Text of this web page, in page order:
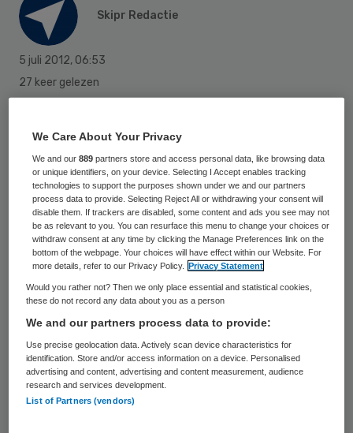
Skipr Redactie
5 juli 2012, 06:53
27 keer gelezen
Televisieproducent Eyeworks heeft al het
beeldmateriaal dat op de spoedeisende hulp
van het VUmc is gemaakt, vernietigd of in
bewaring gegeven bij een notaris. Dat
schrijft minister Edith Schippers
(Volksgezondheid) woensdag aan de
Tweede Kamer in een reactie op
aangenomen moties van de SP.
De Kamer had de minister
vorige maand
gemaander alles aan te doen om ervoor te
zorgen dat de beelden voor het omstreden
televisieprogramma vernietigd zouden
worden. De beelden waarvoor patiënten
We Care About Your Privacy
We and our889 partners store and access personal data, like browsing data
or unique identifiers, on your device. Selecting I Accept enables tracking
technologies to support the purposes shown under we and our partners
process data to provide. Selecting Reject All or withdrawing your consent will
disable them. If trackers are disabled, some content and ads you see may not
be as relevant to you. You can resurface this menu to change your choices or
withdraw consent at any time by clicking the Manage Preferences link on the
bottom of the webpage. Your choices will have effect within our Website. For
more details, refer to our Privacy Policy.
Privacy Statement
Would you rather not? Then we only place essential and statistical cookies,
these do not record any data about you as a person
We and our partners process data to provide:
Use precise geolocation data. Actively scan device characteristics for
identification. Store and/or access information on a device. Personalised
advertising and content, advertising and content measurement, audience
research and services development.
List of Partners (vendors)